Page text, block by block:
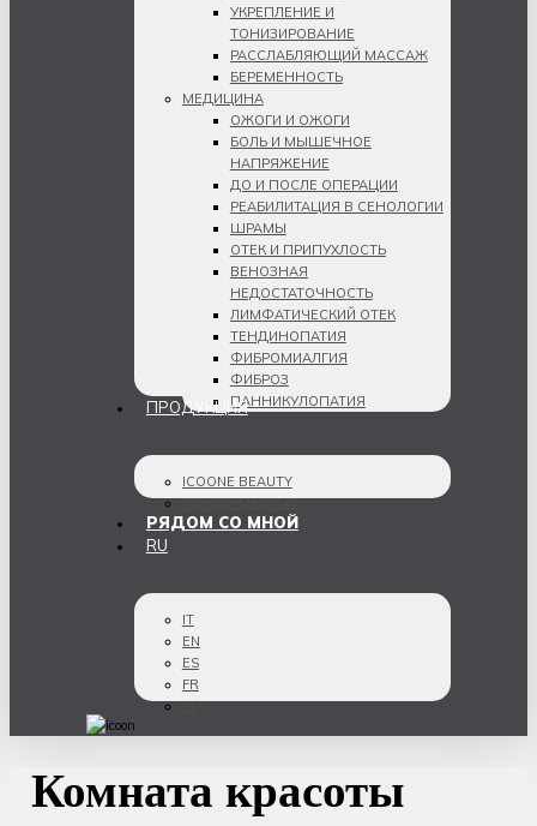
УКРЕПЛЕНИЕ И
ТОНИЗИРОВАНИЕ
РАССЛАБЛЯЮЩИЙ МАССАЖ
БЕРЕМЕННОСТЬ
МЕДИЦИНА
ОЖОГИ И ОЖОГИ
БОЛЬ И МЫШЕЧНОЕ
НАПРЯЖЕНИЕ
ДО И ПОСЛЕ ОПЕРАЦИИ
РЕАБИЛИТАЦИЯ В СЕНОЛОГИИ
ШРАМЫ
ОТЕК И ПРИПУХЛОСТЬ
ВЕНОЗНАЯ
НЕДОСТАТОЧНОСТЬ
ЛИМФАТИЧЕСКИЙ ОТЕК
ТЕНДИНОПАТИЯ
ФИБРОМИАЛГИЯ
ФИБРОЗ
ПАННИКУЛОПАТИЯ
ПРОДУКЦИЯ
ICOONE BEAUTY
ICOONE MEDICAL
РЯДОМ СО МНОЙ
RU
IT
EN
ES
FR
PL
Комната красоты